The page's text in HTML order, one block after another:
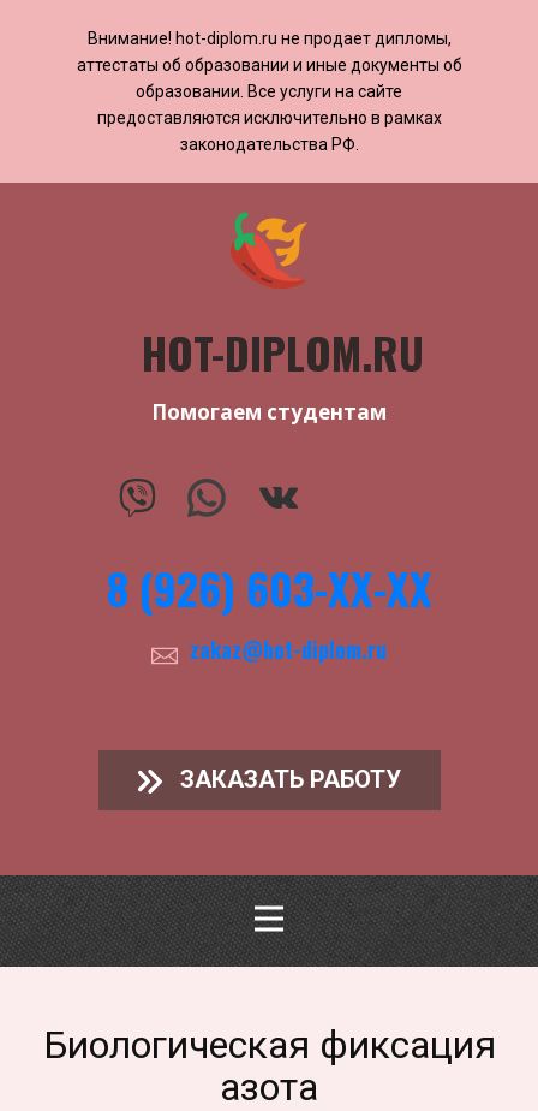
Внимание! ​​​​hot-diplom.ru не продает дипломы,
аттестаты об образовании и иные документы об
образовании. Все услуги на сайте
предоставляются исключительно в рамках
законодательства РФ.
HOT-DIPLOM.RU
Помогаем студентам
8 (926) 603-ХХ-ХХ
zakaz@hot-diplom.ru
ЗАКАЗАТЬ РАБОТУ
Биологическая фиксация
азота